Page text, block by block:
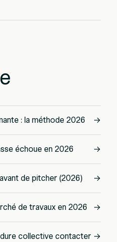
: la méthode 2026 →
échoue en 2026 →
de pitcher (2026) →
de travaux en 2026 →
collective contacter →